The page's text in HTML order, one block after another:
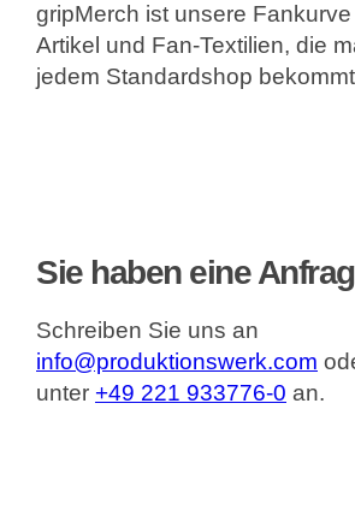
gripMerch ist unsere
Artikel und Fan-Textilien, die
jedem Standardshop
Sie haben eine
Schreiben Sie uns an
info@produktionswerk.com
unter +49 221 933776-0 an.